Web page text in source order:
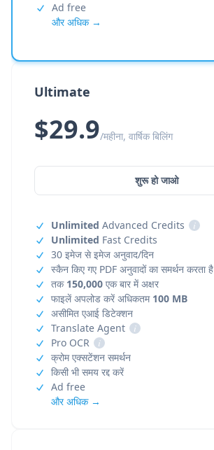
Ad free
और अधिक →
Ultimate
$29.9/महीना, वार्षिक बिलिंग
शुरू हो जाओ
Unlimited Advanced Credits
i
Unlimited Fast Credits
30 इमेज से इमेज अनुवाद/दिन
स्कैन किए गए PDF अनुवादों का समर्थन करता है
तक 150,000 एक बार में अक्षर
फाइलें अपलोड करें अधिकतम 100 MB
असीमित एआई डिटेक्शन
Translate Agent
i
Pro OCR
i
क्रोम एक्सटेंशन समर्थन
किसी भी समय रद्द करें
Ad free
और अधिक →